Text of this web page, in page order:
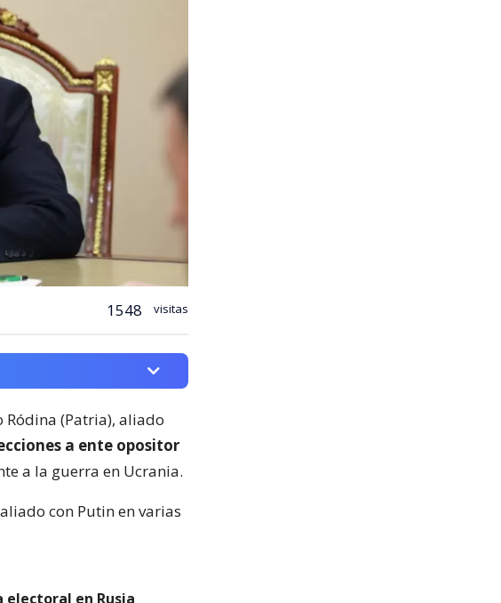
1548 visitas
(Patria), aliado
a ente opositor
a la guerra en Ucrania.
con Putin en varias
electoral en Rusia